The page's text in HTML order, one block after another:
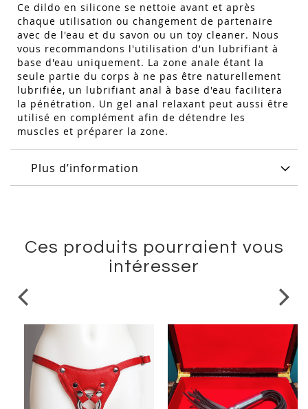
Ce dildo en silicone se nettoie avant et après
chaque utilisation ou changement de partenaire
avec de l'eau et du savon ou un toy cleaner. Nous
vous recommandons l'utilisation d'un lubrifiant à
base d'eau uniquement. La zone anale étant la
seule partie du corps à ne pas être naturellement
lubrifiée, un lubrifiant anal à base d'eau facilitera
la pénétration. Un gel anal relaxant peut aussi être
utilisé en complément afin de détendre les
muscles et préparer la zone.
Plus d’information
Ces produits pourraient vous
intéresser